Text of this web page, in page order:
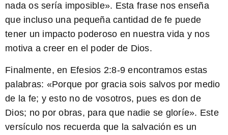
nada os sería imposible». Esta frase nos enseña
que incluso una pequeña cantidad de fe puede
tener un impacto poderoso en nuestra vida y nos
motiva a creer en el poder de Dios.
Finalmente, en Efesios 2:8-9 encontramos estas
palabras: «Porque por gracia sois salvos por medio
de la fe; y esto no de vosotros, pues es don de
Dios; no por obras, para que nadie se gloríe». Este
versículo nos recuerda que la salvación es un